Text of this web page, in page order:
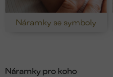
Náramky se symboly
Náramky pro koho